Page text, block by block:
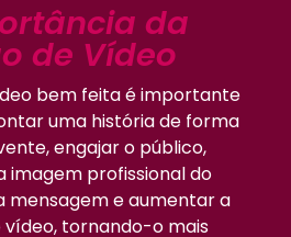
da
de Vídeo
bem feita é importante
uma história de forma
engajar o público,
imagem profissional do
mensagem e aumentar a
vídeo, tornando-o mais